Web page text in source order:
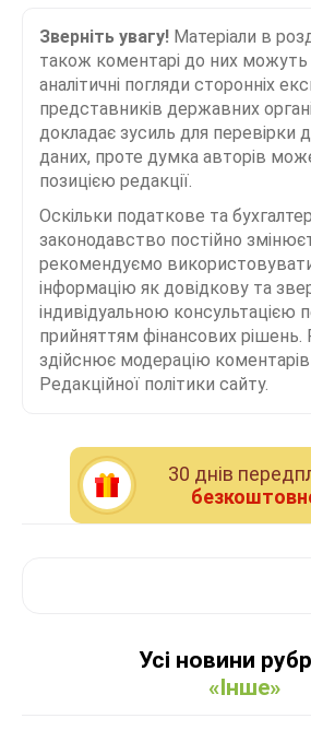
Зверніть увагу! Матеріали в
також коментарі до них можуть
аналітичні погляди сторонніх
представників державних
докладає зусиль для перевірки
даних, проте думка авторів
позицією редакції.
Оскільки податкове та
законодавство постійно
рекомендуємо
інформацію як довідкову та
індивідуальною консультацією
прийняттям фінансових рішень.
здійснює модерацію коментарів
Редакційної політики сайту.
30 днiв
Усі новини
«Інше»